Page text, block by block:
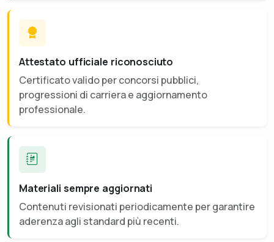
Attestato ufficiale riconosciuto
Certificato valido per concorsi pubblici,
progressioni di carriera e aggiornamento
professionale.
Materiali sempre aggiornati
Contenuti revisionati periodicamente per garantire
aderenza agli standard più recenti.